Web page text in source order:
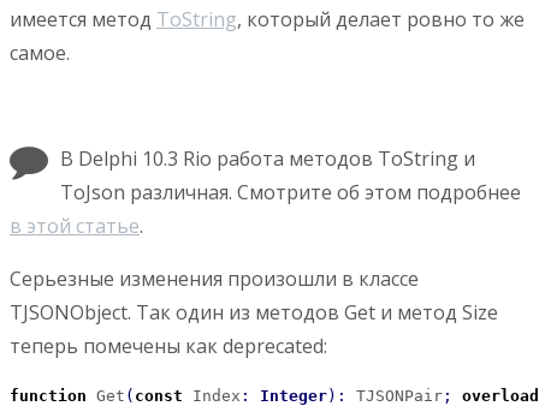
имеется метод ToString, который делает ровно то же
самое.
В Delphi 10.3 Rio работа методов ToString и
ToJson различная. Смотрите об этом подробнее
в этой статье.
Серьезные изменения произошли в классе
TJSONObject. Так один из методов Get и метод Size
теперь помечены как deprecated:
function Get ( const Index : Integer) : TJSONPair ;
overload